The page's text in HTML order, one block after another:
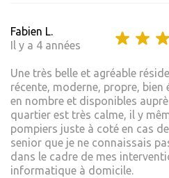
Fabien L.
Il y a 4 années
Une très belle et agréable
récente, moderne, propre, bien
en nombre et disponibles
quartier est très calme, il y
pompiers juste à coté en cas
senior que je ne connaissais
dans le cadre de mes
informatique à domicile.